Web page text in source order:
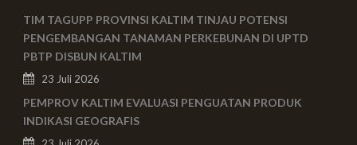
TIM TAGUPP PROVINSI KALTIM TINJAU POTENSI
PENGEMBANGAN TANAMAN PERKEBUNAN DI UPTD
PBTP DISBUN KALTIM
23 Juli 2026
PEMPROV KALTIM EVALUASI PENGUATAN PRODUK
INDIKASI GEOGRAFIS